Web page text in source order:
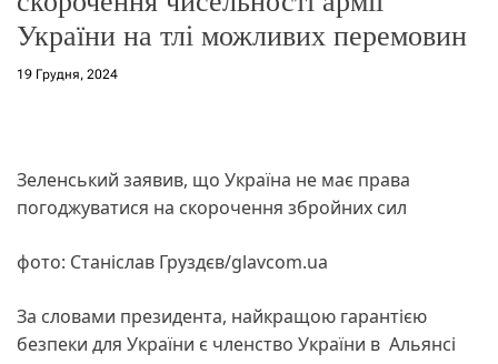
України на тлі можливих перемовин
19 Грудня, 2024
Зеленський заявив, що Україна не має права
погоджуватися на скорочення збройних сил
фото: Станіслав Груздєв/glavcom.ua
За словами президента, найкращою гарантією
безпеки для України є членство України в Альянсі